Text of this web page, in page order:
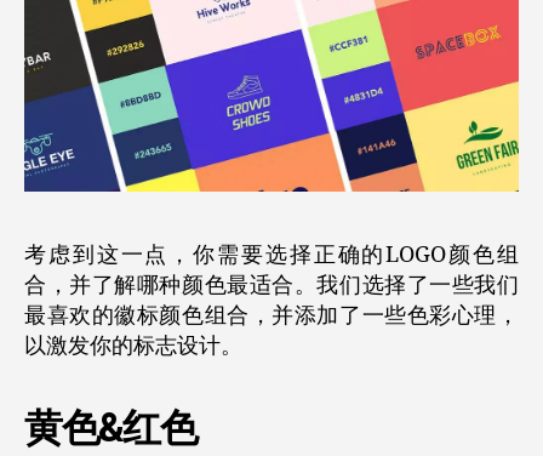
考虑到这一点，你需要选择正确的LOGO颜色组
合，并了解哪种颜色最适合。我们选择了一些我们
最喜欢的徽标颜色组合，并添加了一些色彩心理，
以激发你的标志设计。
黄色&红色